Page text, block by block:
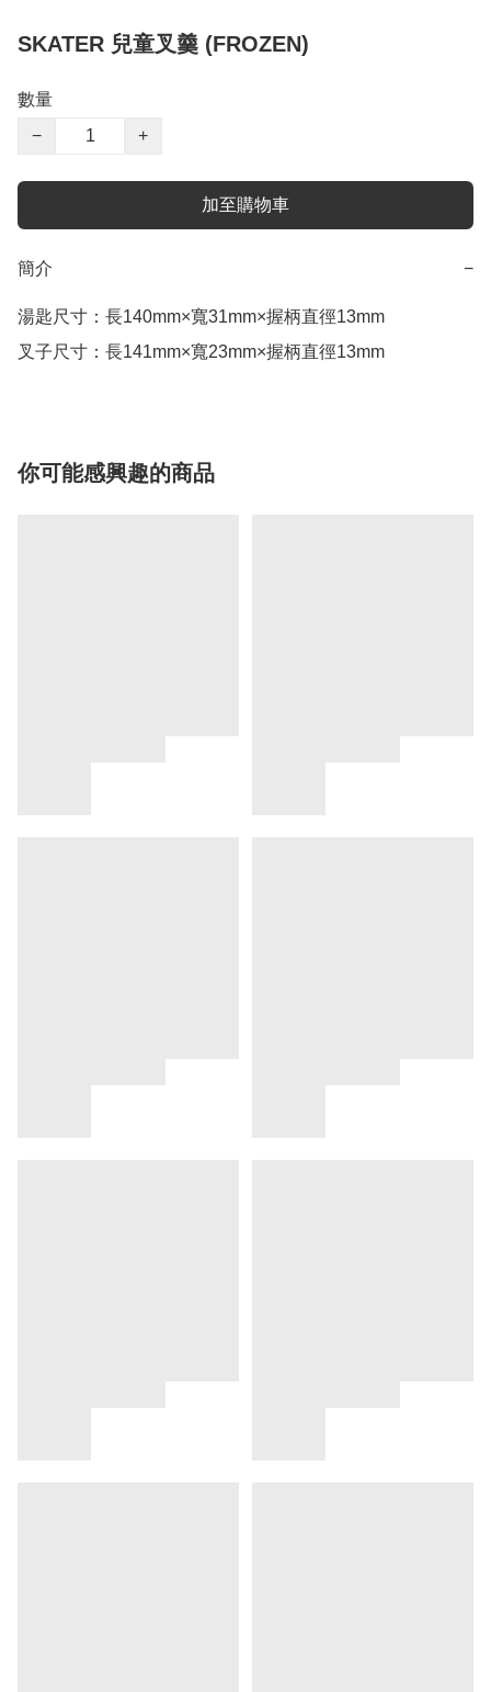
SKATER 兒童叉羹 (FROZEN)
數量
−
+
加至購物車
簡介 −
湯匙尺寸：長140mm×寬31mm×握柄直徑13mm
叉子尺寸：長141mm×寬23mm×握柄直徑13mm
你可能感興趣的商品